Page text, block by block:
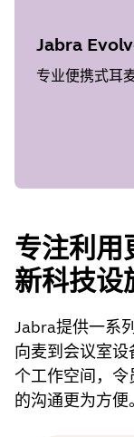
Jabra
专业便携式耳
专注利用
新科技设
Jabra提供一系
向麦到会议室
个工作空间，
的沟通更为方便。